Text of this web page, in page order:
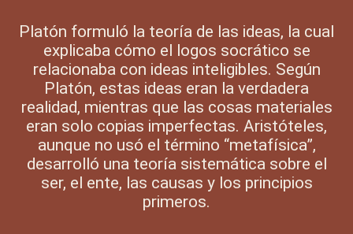
Platón formuló la teoría de las ideas, la cual
explicaba cómo el logos socrático se
relacionaba con ideas inteligibles. Según
Platón, estas ideas eran la verdadera
realidad, mientras que las cosas materiales
eran solo copias imperfectas. Aristóteles,
aunque no usó el término “metafísica”,
desarrolló una teoría sistemática sobre el
ser, el ente, las causas y los principios
primeros.